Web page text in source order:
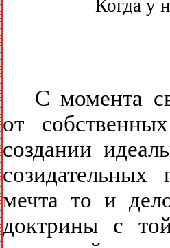
Когда у
С момента
от
создании
мечта то и
доктрины с